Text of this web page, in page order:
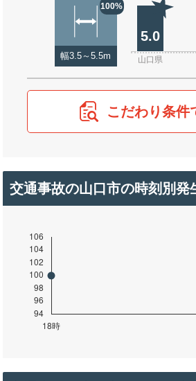
100%
幅3.5～5.5m
5.0
山口県
こだわり条件
交通事故の山口市の時刻別発